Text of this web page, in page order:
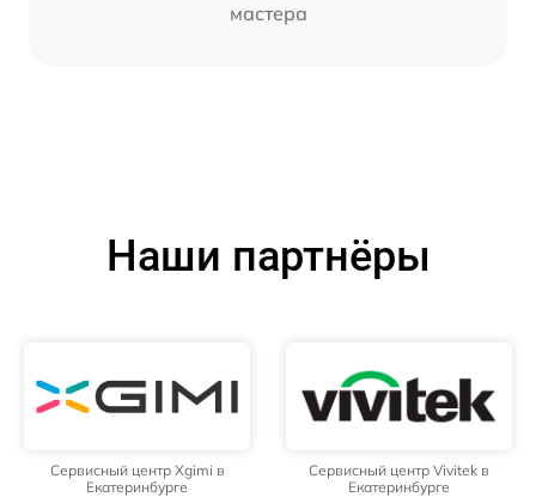
мастера
Наши партнёры
Сервисный центр Xgimi в
Екатеринбурге
Сервисный центр Vivitek в
Екатеринбурге